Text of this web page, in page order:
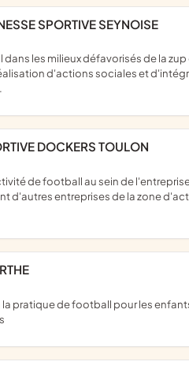
SPORTIVE SEYNOISE
d'actions sociales et
DOCKERS TOULON
d'autres entreprises de la zone